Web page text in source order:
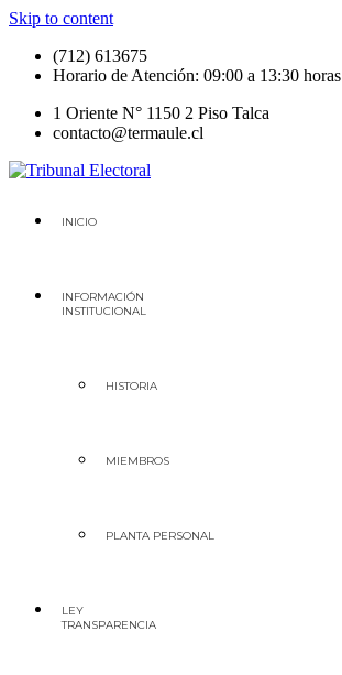
Skip to content
(712) 613675
Horario de Atención: 09:00 a 13:30 horas
1 Oriente N° 1150 2 Piso Talca
contacto@termaule.cl
INICIO
INFORMACIÓN
INSTITUCIONAL
HISTORIA
MIEMBROS
PLANTA PERSONAL
LEY
TRANSPARENCIA